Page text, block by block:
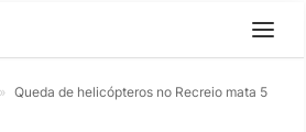
» Queda de helicópteros no Recreio mata 5